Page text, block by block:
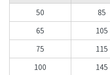
50
85
65
105
75
115
100
145